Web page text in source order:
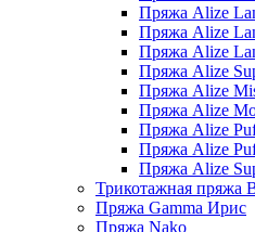
Пряжа Alize
Пряжа Alize
Пряжа Alize
Пряжа Alize
Пряжа Alize
Пряжа Alize
Пряжа Alize
Пряжа Alize
Пряжа Alize
Трикотажная пряжа
Пряжа Gamma Ирис
Пряжа Nako